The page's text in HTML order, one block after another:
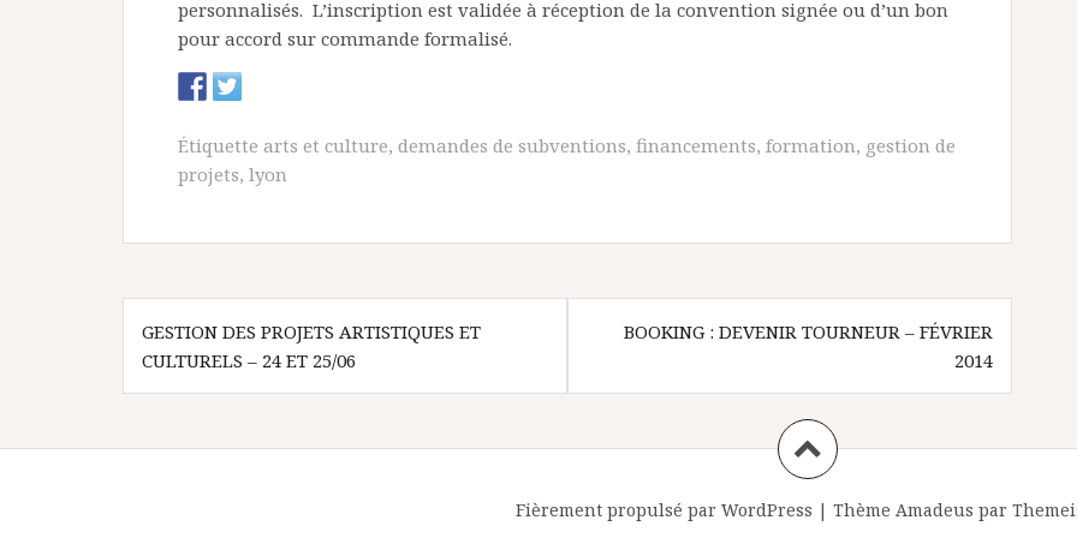
personnalisés. L’inscription est validée à réception de la convention signée ou d’un bon
pour accord sur commande formalisé.
Étiquette arts et culture, demandes de subventions, financements, formation, gestion de
projets, lyon
N
a
i
GESTION DES PROJETS ARTISTIQUES ET
CULTURELS – 24 ET 25/06
BOOKING : DEVENIR TOURNEUR – FÉVRIER
2014
Fièrement propulsé par WordPress | Thème Amadeus par